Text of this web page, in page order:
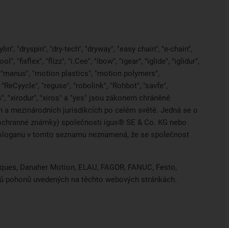
"dryspin", "dry-tech", "dryway", "easy chain", "e-chain",
"fixflex", "flizz", "i.Cee", "ibow", "igear", "iglide", "iglidur",
"motion plastics", "motion polymers",
"reguse", "robolink", "Rohbot", "savfe",
"xirodur", "xiros" a "yes" jsou zákonem chráněné
a mezinárodních jurisdikcích po celém světě. Jedná se o
známky) společnosti igus® SE & Co. KG nebo
v tomto seznamu neznamená, že se společnost
Danaher Motion, ELAU, FAGOR, FANUC, Festo,
pohonů uvedených na těchto webových stránkách.